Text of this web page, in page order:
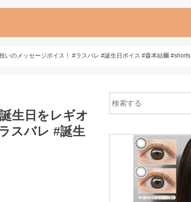
いのメッセージボイス！ #ラスバレ #誕生日ボイス #森本結爾 #shorts
生日をレギオ
スバレ #誕生